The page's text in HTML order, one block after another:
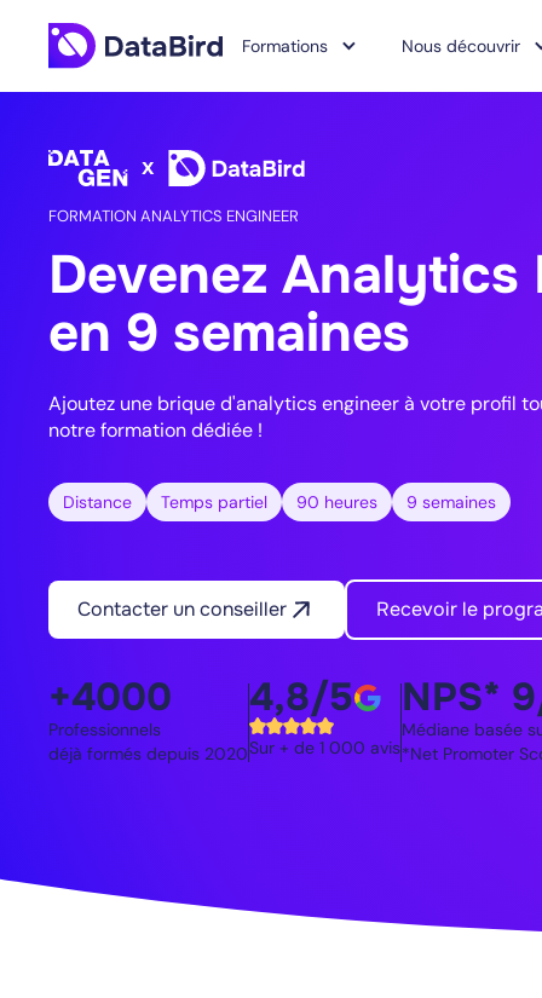
Formations Nous découvrir
FORMATION ANALYTICS ENGINEER
Devenez Analytics
en 9 semaines
Ajoutez une brique d'analytics engineer à votre profil
notre formation dédiée !
Distance Temps partiel 90 heures 9 semaines
Contacter un conseiller Recevoir le
+4000
Professionnels
déjà formés depuis 2020
4,8/5
Sur + de 1 000 avis
NPS*
Médiane basée
*Net Promoter